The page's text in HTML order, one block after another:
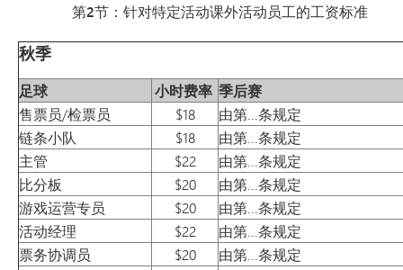
第2节：针对特定活动课外活动员工的工资标准
秋季
足球 小时费率 季后赛
售票员/检票员
$18
由第...条规定
链条小队
$18
由第...条规定
主管
$22
由第...条规定
比分板
$20
由第...条规定
游戏运营专员
$20
由第...条规定
活动经理
$22
由第...条规定
票务协调员
$20
由第...条规定